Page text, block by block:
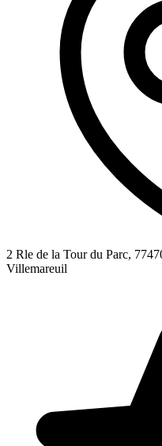
2 Rle de la Tour du Parc,
Villemareuil